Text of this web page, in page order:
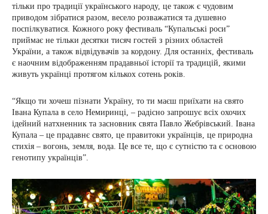
тільки про традиції українського народу, це також є чудовим
приводом зібратися разом, весело розважатися та душевно
поспілкуватися. Кожного року фестиваль “Купальські роси”
приймає не тільки десятки тисяч гостей з різних областей
України, а також відвідувачів за кордону. Для останніх, фестиваль
є наочним відображенням прадавньої історії та традицій, якими
живуть українці протягом кількох сотень років.
“Якщо ти хочеш пізнати Україну, то ти маєш приїхати на свято
Івана Купала в село Немиринці, – радісно запрошує всіх охочих
ідейний натхненник та засновник свята Павло Жебрівський. Івана
Купала – це прадавнє свято, це правитоки українців, це природна
стихія – вогонь, земля, вода. Це все те, що є сутністю та є основою
генотипу українців”.